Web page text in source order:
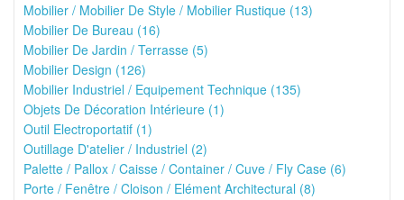
Mobilier / Mobilier De Style / Mobilier Rustique (13)
Mobilier De Bureau (16)
Mobilier De Jardin / Terrasse (5)
Mobilier Design (126)
Mobilier Industriel / Equipement Technique (135)
Objets De Décoration Intérieure (1)
Outil Electroportatif (1)
Outillage D'atelier / Industriel (2)
Palette / Pallox / Caisse / Container / Cuve / Fly Case (6)
Porte / Fenêtre / Cloison / Elément Architectural (8)